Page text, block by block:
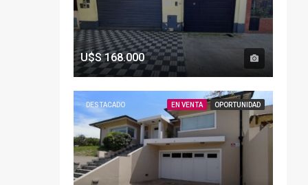
U$S168.000
DESTACADO EN VENTA OPORTUNIDAD